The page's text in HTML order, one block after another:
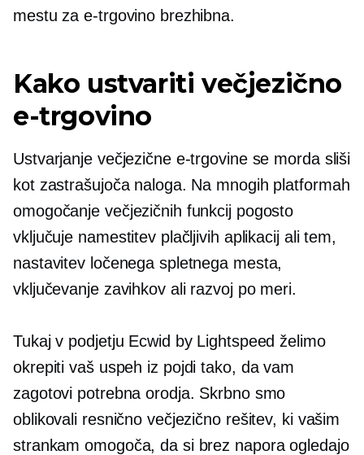
mestu za e-trgovino brezhibna.
Kako ustvariti večjezično
e-trgovino
Ustvarjanje večjezične e-trgovine se morda sliši
kot zastrašujoča naloga. Na mnogih platformah
omogočanje večjezičnih funkcij pogosto
vključuje namestitev plačljivih aplikacij ali tem,
nastavitev ločenega spletnega mesta,
vključevanje zavihkov ali razvoj po meri.
Tukaj v podjetju Ecwid by Lightspeed želimo
okrepiti vaš uspeh iz pojdi tako, da vam
zagotovi potrebna orodja. Skrbno smo
oblikovali resnično večjezično rešitev, ki vašim
strankam omogoča, da si brez napora ogledajo